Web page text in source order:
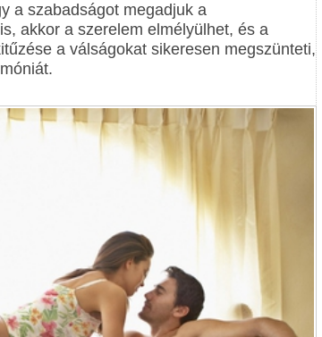
a szabadságot megadjuk a
akkor a szerelem elmélyülhet, és a
a válságokat sikeresen megszünteti,